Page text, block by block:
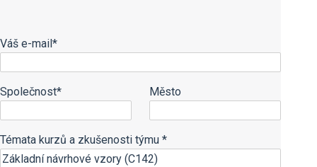
Váš e-mail*
Společnost* Město
Témata kurzů a zkušenosti týmu *